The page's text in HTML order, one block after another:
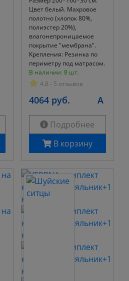
Цвет белый. Махровое
полотно (хлопок 80%,
полиэстер 20%),
влагонепроницаемое
покрытие "мембрана".
Крепления: Резинка по
периметру под матрасом.
В наличии: 8 шт.
4.8 - 5 отзывов
4064 руб. A
Подробнее
В корзину